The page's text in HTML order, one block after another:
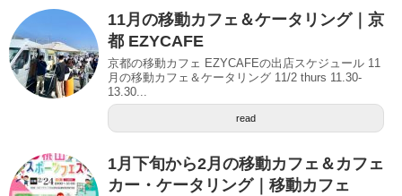
11月の移動カフェ＆ケータリング｜京
都 EZYCAFE
京都の移動カフェ EZYCAFEの出店スケジュール 11
月の移動カフェ＆ケータリング 11/2 thurs 11.30-
13.30...
read
1月下旬から2月の移動カフェ＆カフェ
カー・ケータリング｜移動カフェ